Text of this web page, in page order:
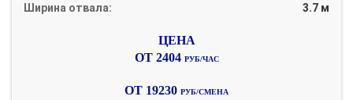
Ширина отвала:
3.7 м
ОТ 2404 РУБ/ЧАС
ОТ 19230 РУБ/СМЕНА